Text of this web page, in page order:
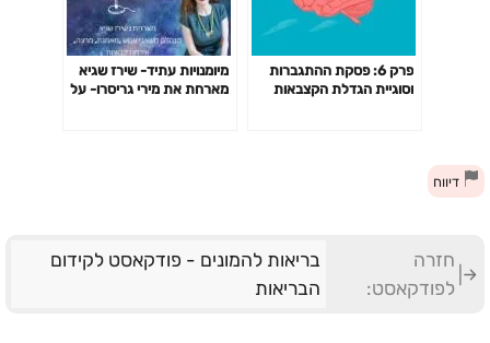
פרק 6: פסקת ההתגברות
וסוגיית הגדלת הקצבאות
מיומנויות עתיד- שירז שגיא
מארחת את מירי גריסרו- על
דיווח
חזרה
לפודקאסט:
בריאות להמונים - פודקאסט לקידום
הבריאות